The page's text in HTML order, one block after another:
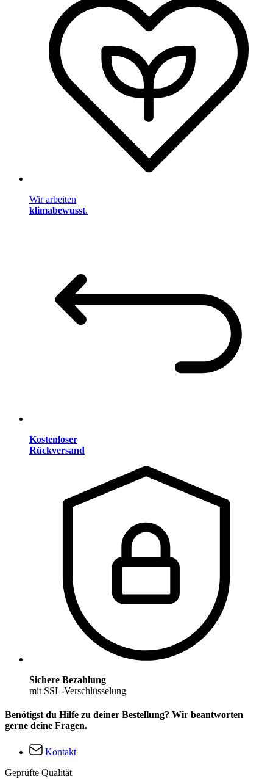
Wir arbeiten
klimabewusst.
Kostenloser
Rückversand
Sichere Bezahlung
mit SSL-Verschlüsselung
Benötigst du Hilfe zu deiner Bestellung? Wir beantworten
gerne deine Fragen.
Kontakt
Geprüfte Qualität